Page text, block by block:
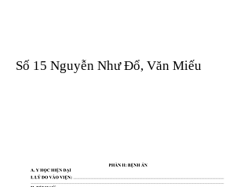
Số 15 Nguyễn Như Đổ, Văn Miếu